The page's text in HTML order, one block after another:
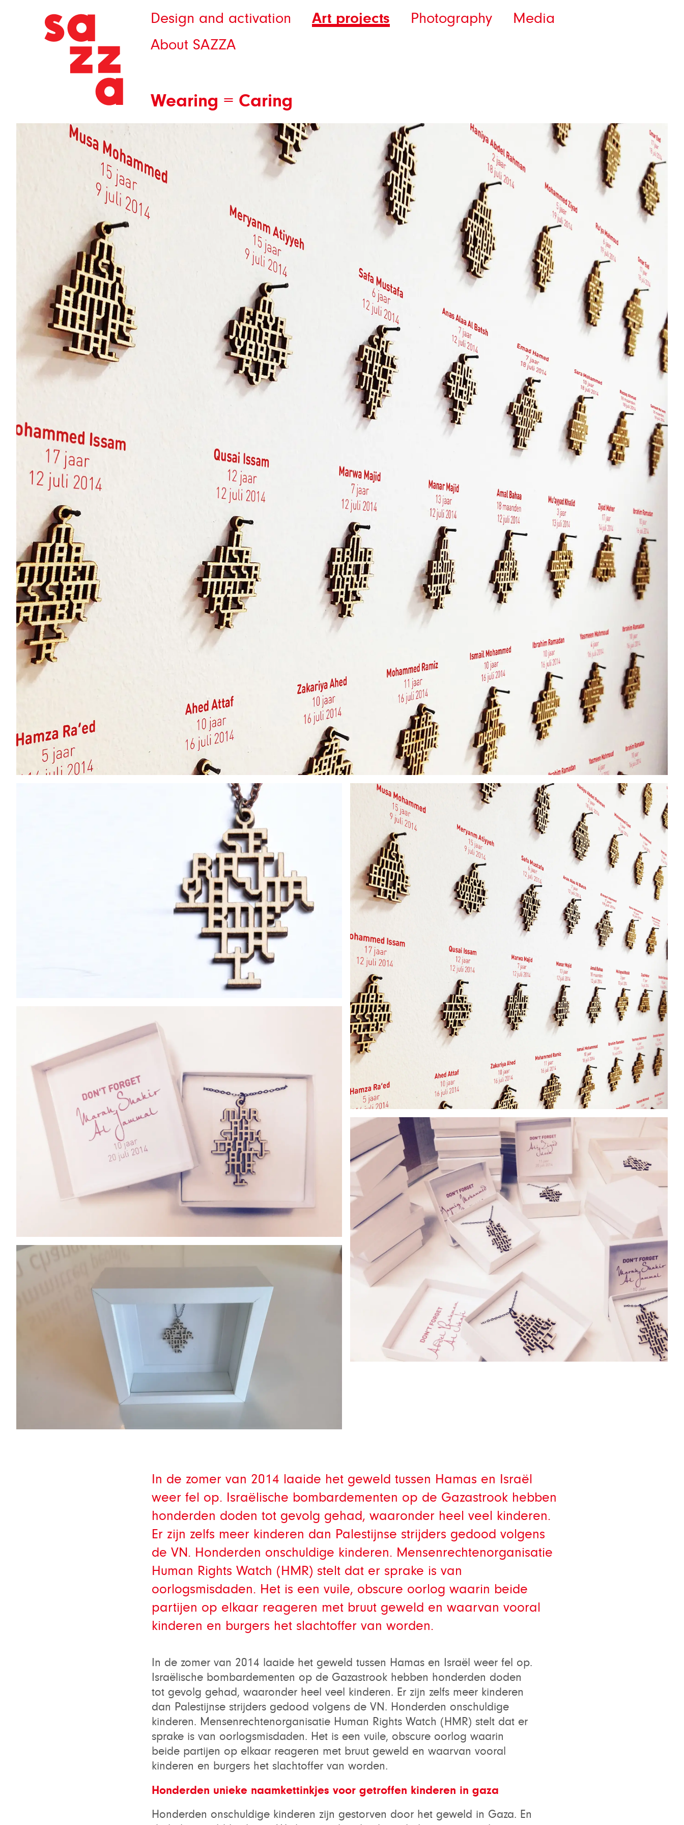
Design and activation Art projects Photography
Media
About SAZZA
Wearing = Caring
In de zomer van 2014 laaide het geweld tussen Hamas en Israël
weer fel op. Israëlische bombardementen op de Gazastrook hebben
honderden doden tot gevolg gehad, waaronder heel veel kinderen.
Er zijn zelfs meer kinderen dan Palestijnse strijders gedood volgens
de VN. Honderden onschuldige kinderen. Mensenrechtenorganisatie
Human Rights Watch (HMR) stelt dat er sprake is van
oorlogsmisdaden. Het is een vuile, obscure oorlog waarin beide
partijen op elkaar reageren met bruut geweld en waarvan vooral
kinderen en burgers het slachtoffer van worden.
In de zomer van 2014 laaide het geweld tussen Hamas en Israël weer fel op.
Israëlische bombardementen op de Gazastrook hebben honderden doden
tot gevolg gehad, waaronder heel veel kinderen. Er zijn zelfs meer kinderen
dan Palestijnse strijders gedood volgens de VN. Honderden onschuldige
kinderen. Mensenrechtenorganisatie Human Rights Watch (HMR) stelt dat er
sprake is van oorlogsmisdaden. Het is een vuile, obscure oorlog waarin
beide partijen op elkaar reageren met bruut geweld en waarvan vooral
kinderen en burgers het slachtoffer van worden.
Honderden unieke naamkettinkjes voor getroffen kinderen in gaza
Honderden onschuldige kinderen zijn gestorven door het geweld in Gaza. En